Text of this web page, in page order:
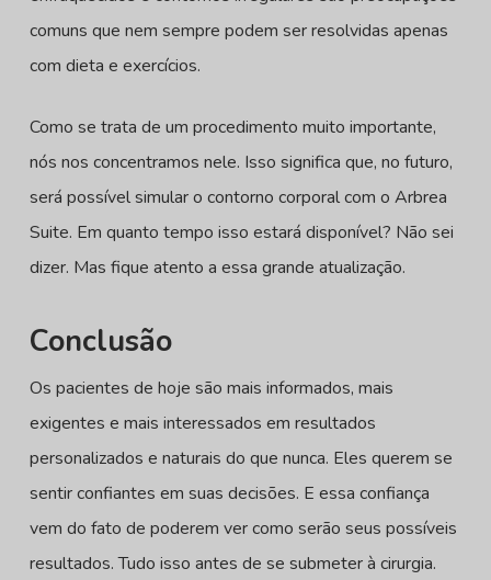
comuns que nem sempre podem ser resolvidas apenas
com dieta e exercícios.
Como se trata de um procedimento muito importante,
nós nos concentramos nele. Isso significa que, no futuro,
será possível simular o contorno corporal com o Arbrea
Suite. Em quanto tempo isso estará disponível? Não sei
dizer. Mas fique atento a essa grande atualização.
Conclusão
Os pacientes de hoje são mais informados, mais
exigentes e mais interessados em resultados
personalizados e naturais do que nunca. Eles querem se
sentir confiantes em suas decisões. E essa confiança
vem do fato de poderem ver como serão seus possíveis
resultados. Tudo isso antes de se submeter à cirurgia.